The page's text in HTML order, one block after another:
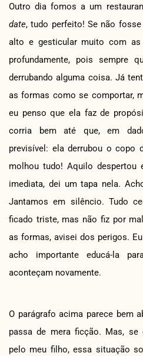
Outro dia fomos a um
date, tudo perfeito! Se não
alto e gesticular muito com
profundamente, pois sempre
derrubando alguma coisa. Já
as formas como se comportar,
eu penso que ela faz de
corria bem até que, em
previsível: ela derrubou o copo
molhou tudo! Aquilo despertou
imediata, dei um tapa nela.
Jantamos em silêncio. Tudo
ficado triste, mas não fiz por
as formas, avisei dos perigos.
acho importante educá-la
aconteçam novamente.
O parágrafo acima parece bem
passa de mera ficção. Mas,
pelo meu filho, essa situação